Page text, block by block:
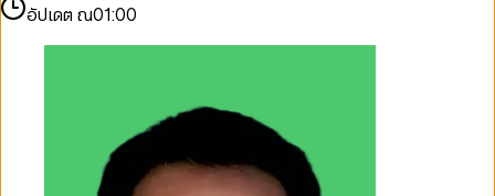
อัปเดต ณ01:00